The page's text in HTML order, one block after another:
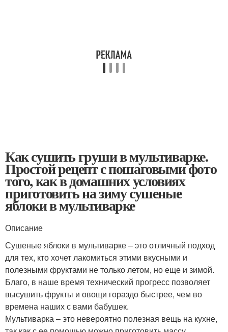
Как сушить груши в мультиварке.
Простой рецепт с пошаговыми фото
того, как в домашних условиях
приготовить на зиму сушеные
яблоки в мультиварке
Описание
Сушеные яблоки в мультиварке – это отличный подход
для тех, кто хочет лакомиться этими вкусными и
полезными фруктами не только летом, но еще и зимой.
Благо, в наше время технический прогресс позволяет
высушить фрукты и овощи гораздо быстрее, чем во
времена наших с вами бабушек.
Мультиварка – это невероятно полезная вещь на кухне,